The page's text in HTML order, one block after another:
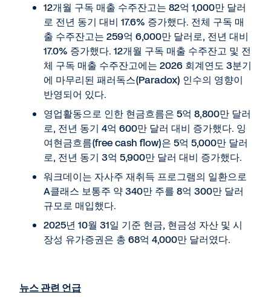
12개월 구독 매출 수주잔고는 82억 1,000만 달러
로 전년 동기 대비 17.6% 증가했다. 전체 구독 매
출 수주잔고는 259억 6,000만 달러로, 전년 대비
17.0% 증가했다. 12개월 구독 매출 수주잔고 및 전
체 구독 매출 수주잔고에는 2026 회계연도 3분기
에 마무리된 패러독스(Paradox) 인수의 영향이
반영되어 있다.
영업활동으로 인한 현금흐름은 5억 8,800만 달러
로, 전년 동기 4억 600만 달러 대비 증가했다. 잉
여현금흐름(free cash flow)은 5억 5,000만 달러
로, 전년 동기 3억 5,900만 달러 대비 증가했다.
워크데이는 자사주 재취득 프로그램의 일환으로
A클래스 보통주 약 340만 주를 8억 300만 달러
규모로 매입했다.
2025년 10월 31일 기준 현금, 현금성 자산 및 시
장성 유가증권은 총 68억 4,000만 달러였다.
뉴스 관련 언급